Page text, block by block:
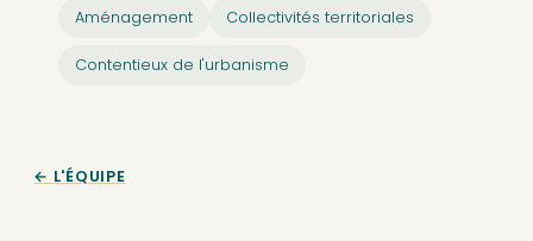
Aménagement Collectivités territoriales
Contentieux de l'urbanisme
← L'ÉQUIPE